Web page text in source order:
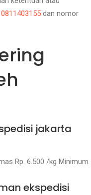
0811403155 dan nomor
jakarta
Rp. 6.500 /kg Minimum
ekspedisi